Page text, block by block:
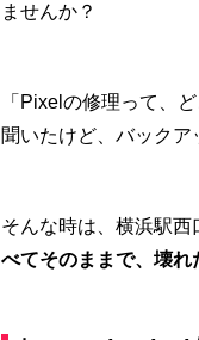
ませんか？
「Pixelの修理って、
聞いたけど、バック
そんな時は、横浜駅西
べてそのままで、壊